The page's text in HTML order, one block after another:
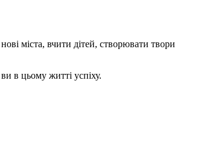
міста, вчити дітей, створювати твори
в цьому житті успіху.